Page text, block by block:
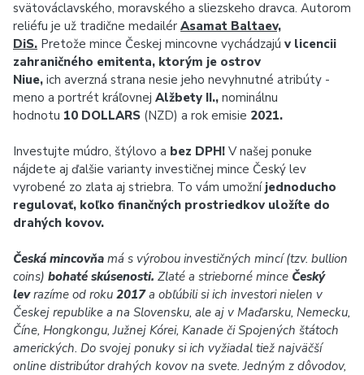
svätováclavského, moravského a sliezskeho dravca. Autorom
reliéfu je už tradične medailér Asamat Baltaev,
DiS. Pretože mince Českej mincovne vychádzajú v licencii
zahraničného emitenta, ktorým je ostrov
Niue, ich averzná strana nesie jeho nevyhnutné atribúty -
meno a portrét kráľovnej Alžbety II., nominálnu
hodnotu 10 DOLLARS (NZD) a rok emisie 2021.
Investujte múdro, štýlovo a bez DPH! V našej ponuke
nájdete aj ďalšie varianty investičnej mince Český lev
vyrobené zo zlata aj striebra. To vám umožní jednoducho
regulovať, koľko finančných prostriedkov uložíte do
drahých kovov.
Česká mincovňa má s výrobou investičných mincí (tzv. bullion
coins) bohaté skúsenosti. Zlaté a strieborné mince Český
levrazíme od roku 2017a obľúbili si ich investori nielen v
Českej republike a na Slovensku, ale aj v Maďarsku, Nemecku,
Číne, Hongkongu, Južnej Kórei, Kanade či Spojených štátoch
amerických. Do svojej ponuky si ich vyžiadal tiež najväčší
online distribútor drahých kovov na svete. Jedným z dôvodov,